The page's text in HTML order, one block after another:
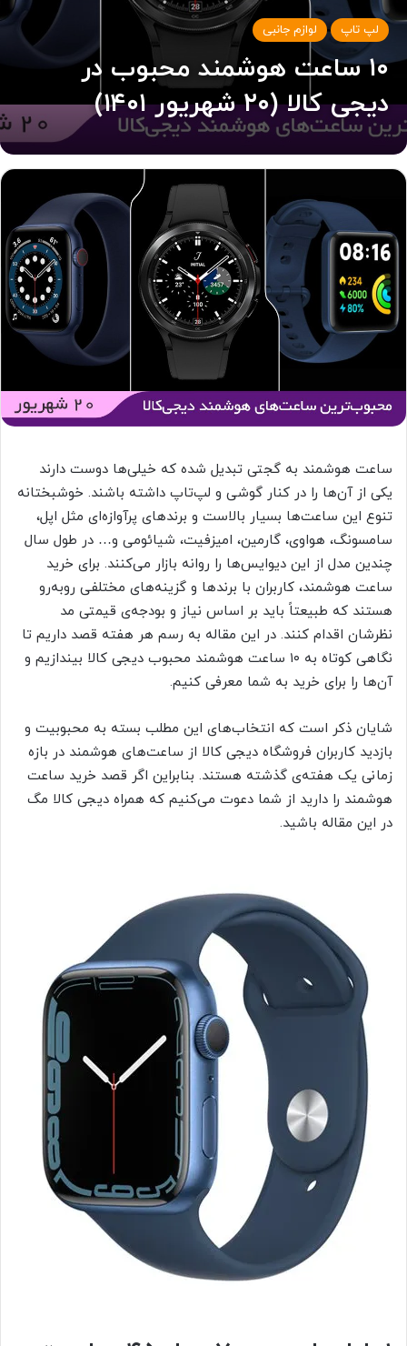
لپ تاپ لوازم جانبی
۱۰ ساعت هوشمند محبوب در
دیجی کالا (۲۰ شهریور ۱۴۰۱)
ساعت هوشمند به گجتی تبدیل شده که خیلی‌ها دوست دارند
یکی از آن‌ها را در کنار گوشی و لپ‌تاپ داشته باشند. خوشبختانه
تنوع این ساعت‌ها بسیار بالاست و برندهای پرآوازه‌ای مثل اپل،
سامسونگ، هواوی، گارمین، امیزفیت، شیائومی و… در طول سال
چندین مدل از این دیوایس‌ها را روانه بازار می‌کنند. برای خرید
ساعت هوشمند، کاربران با برند‌ها و گزینه‌های مختلفی روبه‌رو
هستند که طبیعتاً باید بر اساس نیاز و بودجه‌ی قیمتی مد
نظرشان اقدام کنند. در این مقاله به رسم هر هفته قصد داریم تا
نگاهی کوتاه به ۱۰ ساعت هوشمند محبوب دیجی کالا بیندازیم و
آن‌ها را برای خرید به شما معرفی کنیم.
شایان ذکر است که انتخاب‌های این مطلب بسته به محبوبیت و
بازدید کاربران فروشگاه دیجی‌ کالا از ساعت‌های هوشمند در بازه
زمانی یک هفته‌ی گذشته هستند. بنابراین اگر قصد خرید ساعت
هوشمند را دارید از شما دعوت می‌کنیم که همراه دیجی کالا مگ
در این مقاله باشید.